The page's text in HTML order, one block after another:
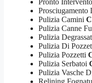
Prosciugamento
Pulizia Camini
Pulizia Canne
Pulizia
Pulizia Di
Pulizia Pozzetti
Pulizia Serbatoi
Pulizia Vasche
Relining